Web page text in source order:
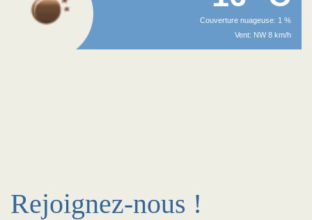
Couverture nuageuse: 1 %
Vent: NW 8 km/h
Rejoignez-nous !